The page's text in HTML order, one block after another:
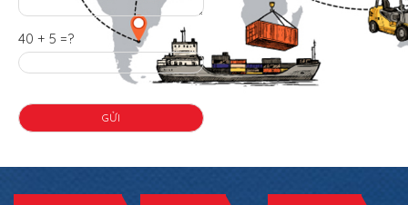
40 + 5 =?